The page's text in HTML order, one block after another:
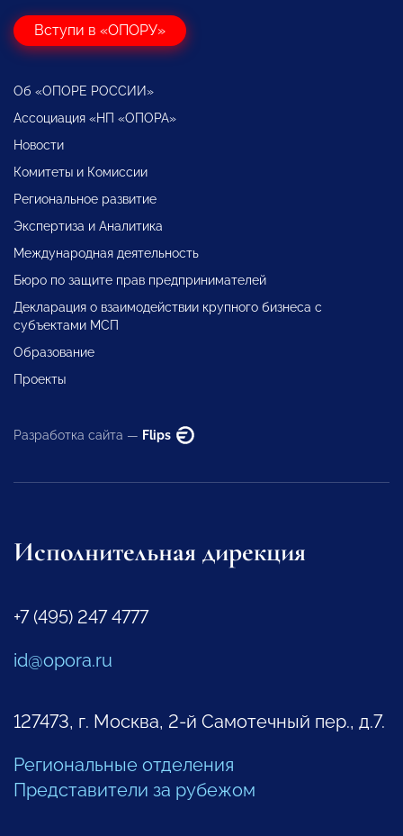
Вступи в «ОПОРУ»
Об «ОПОРЕ РОССИИ»
Ассоциация «НП «ОПОРА»
Новости
Комитеты и Комиссии
Региональное развитие
Экспертиза и Аналитика
Международная деятельность
Бюро по защите прав предпринимателей
Декларация о взаимодействии крупного бизнеса с
субъектами МСП
Образование
Проекты
Разработка сайта — Flips
Исполнительная дирекция
+7 (495) 247 4777
id@opora.ru
127473, г. Москва, 2-й Самотечный пер., д.7.
Региональные отделения
Представители за рубежом